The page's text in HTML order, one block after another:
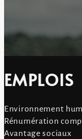
EMPLOIS
Environnement
Rénumération
Avantage sociaux